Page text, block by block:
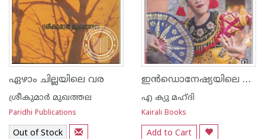
ഏഴാം ചില്ലയിലെ വര
ശ്രീകുമാര്‍ മുഖത്തല
Paridhi Publications
Out of Stock
ഇന്‍ഡൊനേഷ്യയിലെ വിസ്മയങ്ങള്‍
എ ക്യു മഹ്ദി
Kairali Books
Add to Cart